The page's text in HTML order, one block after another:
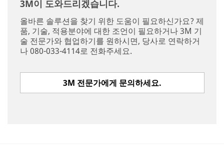
3M이 도와드리겠습니다.
올바른 솔루션을 찾기 위한 도움이 필요하신가요? 제
품, 기술, 적용분야에 대한 조언이 필요하거나 3M 기
술 전문가와 협업하기를 원하시면, 당사로 연락하거
나 080-033-4114로 전화주세요.
3M 전문가에게 문의하세요.